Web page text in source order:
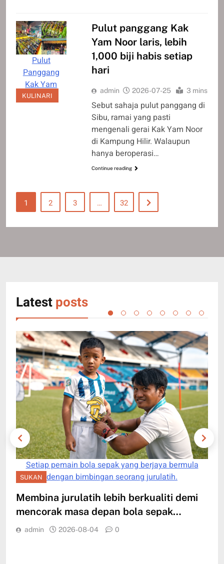
Pulut
Panggang
Kak Yam
Noor
KULINARI
Pulut panggang Kak
Yam Noor laris, lebih
1,000 biji habis setiap
hari
admin 2026-07-25 3 mins
Sebut sahaja pulut panggang di
Sibu, ramai yang pasti
mengenali gerai Kak Yam Noor
di Kampung Hilir. Walaupun
hanya beroperasi…
Continue reading
1 2 3 … 32
Latestposts
Setiap pemain bola sepak yang berjaya bermula
dengan bimbingan seorang jurulatih.
SUKAN
Membina jurulatih lebih berkualiti demi
mencorak masa depan bola sepak
Sarawak
admin 2026-08-04 0